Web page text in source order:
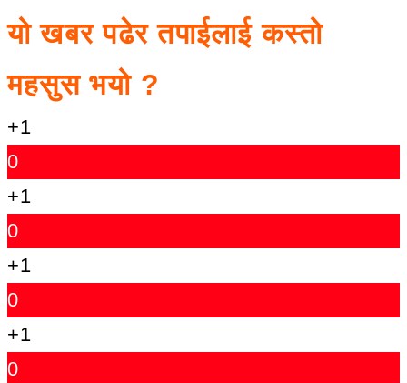
यो खबर पढेर तपाईलाई कस्तो
महसुस भयो ?
+1
0
+1
0
+1
0
+1
0